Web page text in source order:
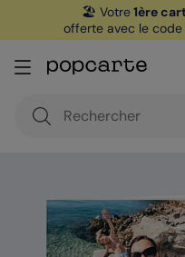
🏖️ Votre1ère
offerte avec le code